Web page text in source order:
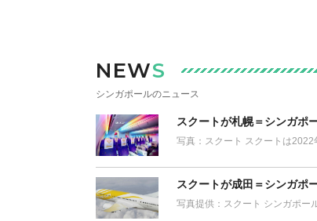
NEWS
シンガポールのニュース
スクートが札幌＝シンガポ
写真：スクート スクートは
スクートが成田＝シンガポ
写真提供：スクート シンガポー